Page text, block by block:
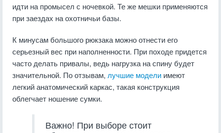
идти на промысел с ночевкой. Те же мешки применяются
при заездах на охотничьи базы.
К минусам большого рюкзака можно отнести его
серьезный вес при наполненности. При походе придется
часто делать привалы, ведь нагрузка на спину будет
значительной. По отзывам, лучшие модели имеют
легкий анатомический каркас, такая конструкция
облегчает ношение сумки.
Важно! При выборе стоит